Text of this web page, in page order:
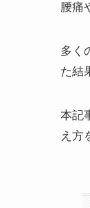
腰痛
多く
た結
本記
え方